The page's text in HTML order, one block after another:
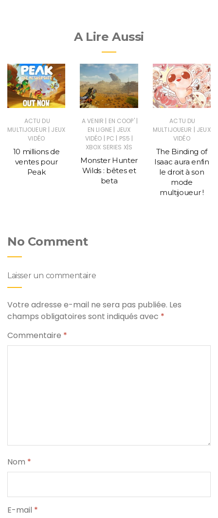
A Lire Aussi
ACTU DU
MULTIJOUEUR | JEUX
VIDÉO
10 millions de
ventes pour
Peak
A VENIR | EN COOP' |
EN LIGNE | JEUX
VIDÉO | PC | PS5 |
XBOX SERIES X|S
Monster Hunter
Wilds : bêtes et
beta
ACTU DU
MULTIJOUEUR | JEUX
VIDÉO
The Binding of
Isaac aura enfin
le droit à son
mode
multijoueur !
No Comment
Laisser un commentaire
Votre adresse e-mail ne sera pas publiée. Les
champs obligatoires sont indiqués avec *
Commentaire *
Nom *
E-mail *